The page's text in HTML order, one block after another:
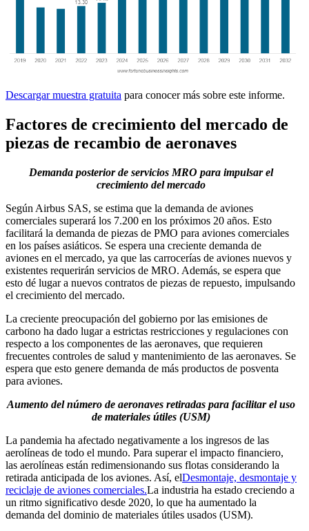
Descargar muestra gratuita para conocer más sobre este informe.
Factores de crecimiento del mercado de
piezas de recambio de aeronaves
Demanda posterior de servicios MRO para impulsar el
crecimiento del mercado
Según Airbus SAS, se estima que la demanda de aviones
comerciales superará los 7.200 en los próximos 20 años. Esto
facilitará la demanda de piezas de PMO para aviones comerciales
en los países asiáticos. Se espera una creciente demanda de
aviones en el mercado, ya que las carrocerías de aviones nuevos y
existentes requerirán servicios de MRO. Además, se espera que
esto dé lugar a nuevos contratos de piezas de repuesto, impulsando
el crecimiento del mercado.
La creciente preocupación del gobierno por las emisiones de
carbono ha dado lugar a estrictas restricciones y regulaciones con
respecto a los componentes de las aeronaves, que requieren
frecuentes controles de salud y mantenimiento de las aeronaves. Se
espera que esto genere demanda de más productos de posventa
para aviones.
Aumento del número de aeronaves retiradas para facilitar el uso
de materiales útiles (USM)
La pandemia ha afectado negativamente a los ingresos de las
aerolíneas de todo el mundo. Para superar el impacto financiero,
las aerolíneas están redimensionando sus flotas considerando la
retirada anticipada de los aviones. Así, elDesmontaje, desmontaje y
reciclaje de aviones comerciales.La industria ha estado creciendo a
un ritmo significativo desde 2020, lo que ha aumentado la
demanda del dominio de materiales útiles usados ​​(USM).